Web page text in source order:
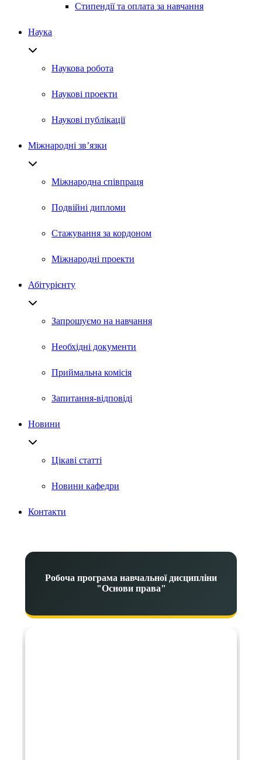
Стипендії та оплата за навчання
Наука
Наукова робота
Наукові проекти
Наукові публікації
Міжнародні зв’язки
Міжнародна співпраця
Подвійні дипломи
Стажування за кордоном
Міжнародні проекти
Абітурієнту
Запрошуємо на навчання
Необхідні документи
Приймальна комісія
Запитання-відповіді
Новини
Цікаві статті
Новини кафедри
Контакти
Робоча програма навчальної дисципліни
"Основи права"